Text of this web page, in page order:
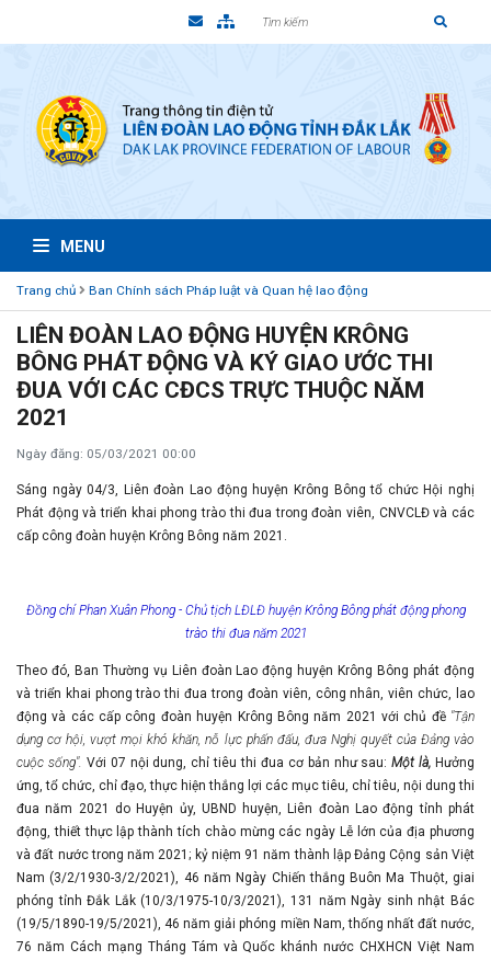
MENU
Trang chủ Ban Chính sách Pháp luật và Quan hệ lao động
LIÊN ĐOÀN LAO ĐỘNG HUYỆN KRÔNG
BÔNG PHÁT ĐỘNG VÀ KÝ GIAO ƯỚC THI
ĐUA VỚI CÁC CĐCS TRỰC THUỘC NĂM
2021
Ngày đăng: 05/03/2021 00:00
Sáng ngày 04/3, Liên đoàn Lao động huyện Krông Bông tổ chức Hội nghị
Phát động và triển khai phong trào thi đua trong đoàn viên, CNVCLĐ và các
cấp công đoàn huyện Krông Bông năm 2021.
Đồng chí Phan Xuân Phong - Chủ tịch LĐLĐ huyện Krông Bông phát động phong
trào thi đua năm 2021
Theo đó, Ban Thường vụ Liên đoàn Lao động huyện Krông Bông phát động
và triển khai phong trào thi đua trong đoàn viên, công nhân, viên chức, lao
động và các cấp công đoàn huyện Krông Bông năm 2021 với chủ đề "Tận
dụng cơ hội, vượt mọi khó khăn, nỗ lực phấn đấu, đưa Nghị quyết của Đảng vào
cuộc sống". Với 07 nội dung, chỉ tiêu thi đua cơ bản như sau:Một là, Hưởng
ứng, tổ chức, chỉ đạo, thực hiện thắng lợi các mục tiêu, chỉ tiêu, nội dung thi
đua năm 2021 do Huyện ủy, UBND huyện, Liên đoàn Lao động tỉnh phát
động, thiết thực lập thành tích chào mừng các ngày Lễ lớn của địa phương
và đất nước trong năm 2021; kỷ niệm 91 năm thành lập Đảng Cộng sản Việt
Nam (3/2/1930-3/2/2021), 46 năm Ngày Chiến thắng Buôn Ma Thuột, giai
phóng tỉnh Đắk Lắk (10/3/1975-10/3/2021), 131 năm Ngày sinh nhật Bác
(19/5/1890-19/5/2021), 46 năm giải phóng miền Nam, thống nhất đất nước,
76 năm Cách mạng Tháng Tám và Quốc khánh nước CHXHCN Việt Nam